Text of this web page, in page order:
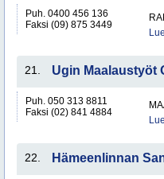
Puh. 0400 456 136
Faksi (09) 875 3449
21. Ugin Maalaustyöt
Puh. 050 313 8811
Faksi (02) 841 4884
22. Hämeenlinnan